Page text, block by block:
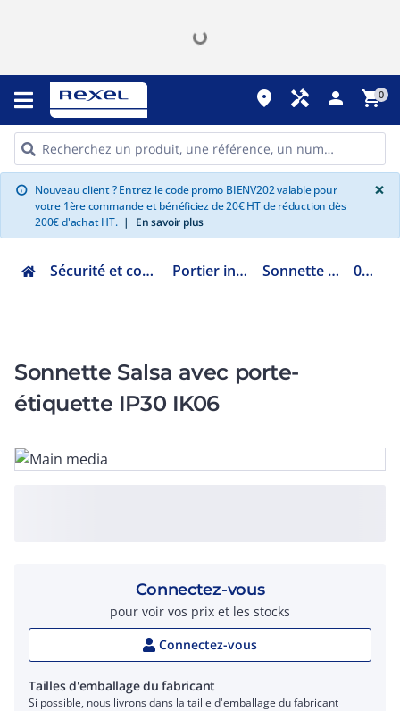
place handyman person shopping_cart0
info Nouveau client ? Entrez le code promo BIENV202 valable pour
votre 1ère commande et bénéficiez de 20€ HT de réduction dès
200€ d'achat HT. | En savoir plus
×
Sécurité et communication Portier interphonie Sonnette et carillon 041645
Sonnette Salsa avec porte-
étiquette IP30 IK06
Connectez-vous
pour voir vos prix et les stocks
Connectez-vous
Tailles d'emballage du fabricant
Si possible, nous livrons dans la taille d'emballage du fabricant